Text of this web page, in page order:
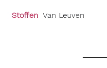
Stoffen Van Leuven